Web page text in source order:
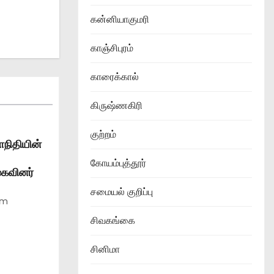
கன்னியாகுமரி
காஞ்சிபுரம்
காரைக்கால்
கிருஷ்ணகிரி
குற்றம்
கோயம்புத்தூர்
சமையல் குறிப்பு
சிவகங்கை
சினிமா